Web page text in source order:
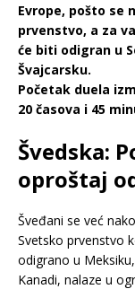
Evrope, pošto se
prvenstvo, a za
će biti odigran u
Švajcarsku.
Početak duela
20 časova i 45
Švedska:
oproštaj
Šveđani se već
Svetsko prvenstvo
odigrano u
Kanadi, nalaze u